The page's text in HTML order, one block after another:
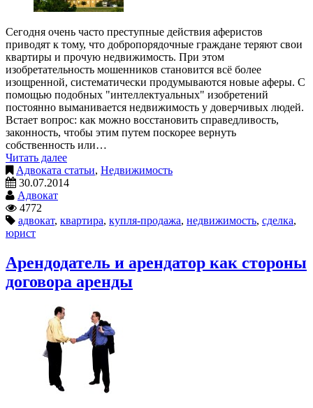
Сегодня очень часто преступные действия аферистов
приводят к тому, что добропорядочные граждане теряют свои
квартиры и прочую недвижимость. При этом
изобретательность мошенников становится всё более
изощренной, систематически продумываются новые аферы. С
помощью подобных "интеллектуальных" изобретений
постоянно выманивается недвижимость у доверчивых людей.
Встает вопрос: как можно восстановить справедливость,
законность, чтобы этим путем поскорее вернуть
собственность или…
Читать далее
Адвоката статьи, Недвижимость
30.07.2014
Адвокат
4772
адвокат, квартира, купля-продажа, недвижимость, сделка,
юрист
Арендодатель и арендатор как стороны
договора аренды